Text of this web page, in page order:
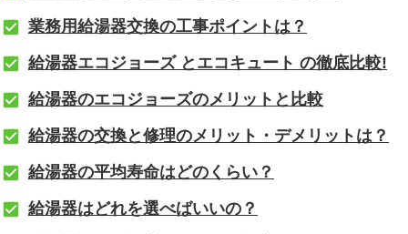
業務用給湯器交換の工事ポイントは？
給湯器エコジョーズ とエコキュート の徹底比較!
給湯器のエコジョーズのメリットと比較
給湯器の交換と修理のメリット・デメリットは？
給湯器の平均寿命はどのくらい？
給湯器はどれを選べばいいの？